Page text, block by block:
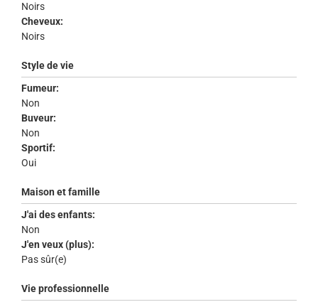
Noirs
Cheveux:
Noirs
Style de vie
Fumeur:
Non
Buveur:
Non
Sportif:
Oui
Maison et famille
J'ai des enfants:
Non
J'en veux (plus):
Pas sûr(e)
Vie professionnelle